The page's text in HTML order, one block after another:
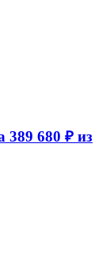
389 680 ₽ из